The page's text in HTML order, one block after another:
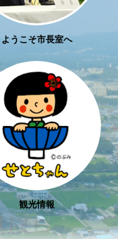
ようこそ市長室へ
観光情報